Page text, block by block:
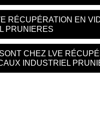
RÉCUPÉRATION EN
PRUNIERES
CHEZ LVE
INDUSTRIEL